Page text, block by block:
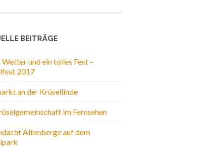
BEITRÄGE
Wetter und ein tolles Fest –
2017
an der Krüsellinde
im Fernsehen
Altenberge auf dem